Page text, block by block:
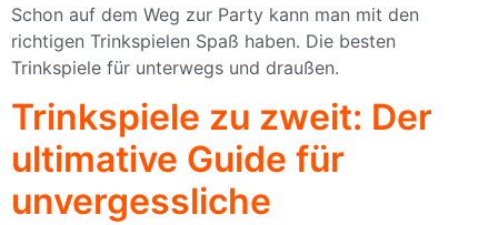
Schon auf dem Weg zur Party kann man mit den
richtigen Trinkspielen Spaß haben. Die besten
Trinkspiele für unterwegs und draußen.
Trinkspiele zu zweit: Der
ultimative Guide für
unvergessliche